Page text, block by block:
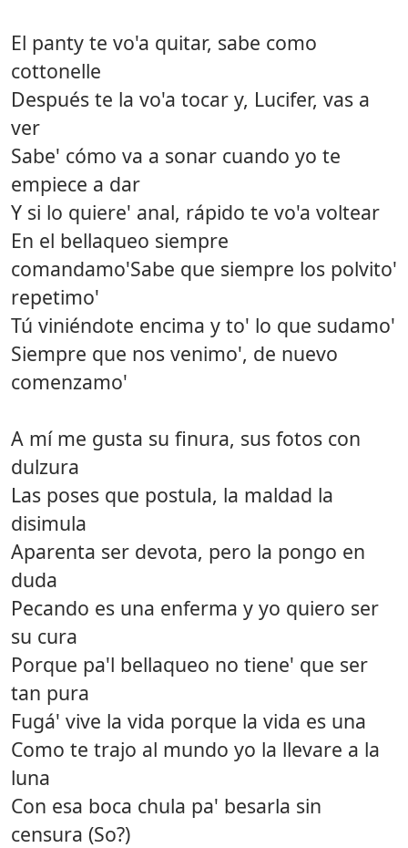
El panty te vo'a quitar, sabe como
cottonelle
Después te la vo'a tocar y, Lucifer, vas a
ver
Sabe' cómo va a sonar cuando yo te
empiece a dar
Y si lo quiere' anal, rápido te vo'a voltear
En el bellaqueo siempre
comandamo'Sabe que siempre los polvito'
repetimo'
Tú viniéndote encima y to' lo que sudamo'
Siempre que nos venimo', de nuevo
comenzamo'
A mí me gusta su finura, sus fotos con
dulzura
Las poses que postula, la maldad la
disimula
Aparenta ser devota, pero la pongo en
duda
Pecando es una enferma y yo quiero ser
su cura
Porque pa'l bellaqueo no tiene' que ser
tan pura
Fugá' vive la vida porque la vida es una
Como te trajo al mundo yo la llevare a la
luna
Con esa boca chula pa' besarla sin
censura (So?)